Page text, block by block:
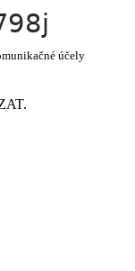
účely